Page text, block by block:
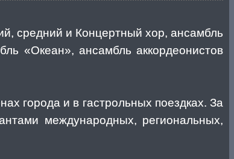
средний и Концертный хор, ансамбль
«Океан», ансамбль аккордеонистов
города и в гастрольных поездках. За
международных, региональных,